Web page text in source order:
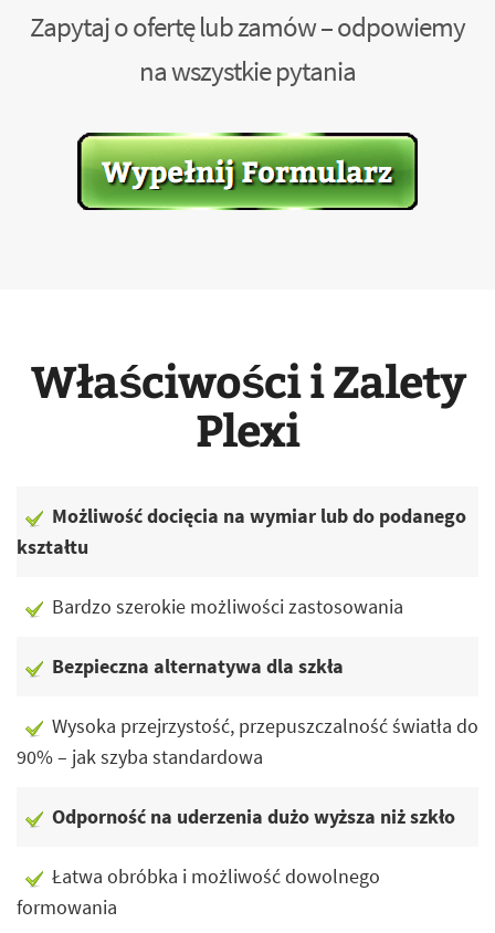
Zapytaj o ofertę lub zamów – odpowiemy
na wszystkie pytania
Właściwości i Zalety
Plexi
Możliwość docięcia na wymiar lub do podanego
kształtu
Bardzo szerokie możliwości zastosowania
Bezpieczna alternatywa dla szkła
Wysoka przejrzystość, przepuszczalność światła do
90% – jak szyba standardowa
Odporność na uderzenia dużo wyższa niż szkło
Łatwa obróbka i możliwość dowolnego
formowania